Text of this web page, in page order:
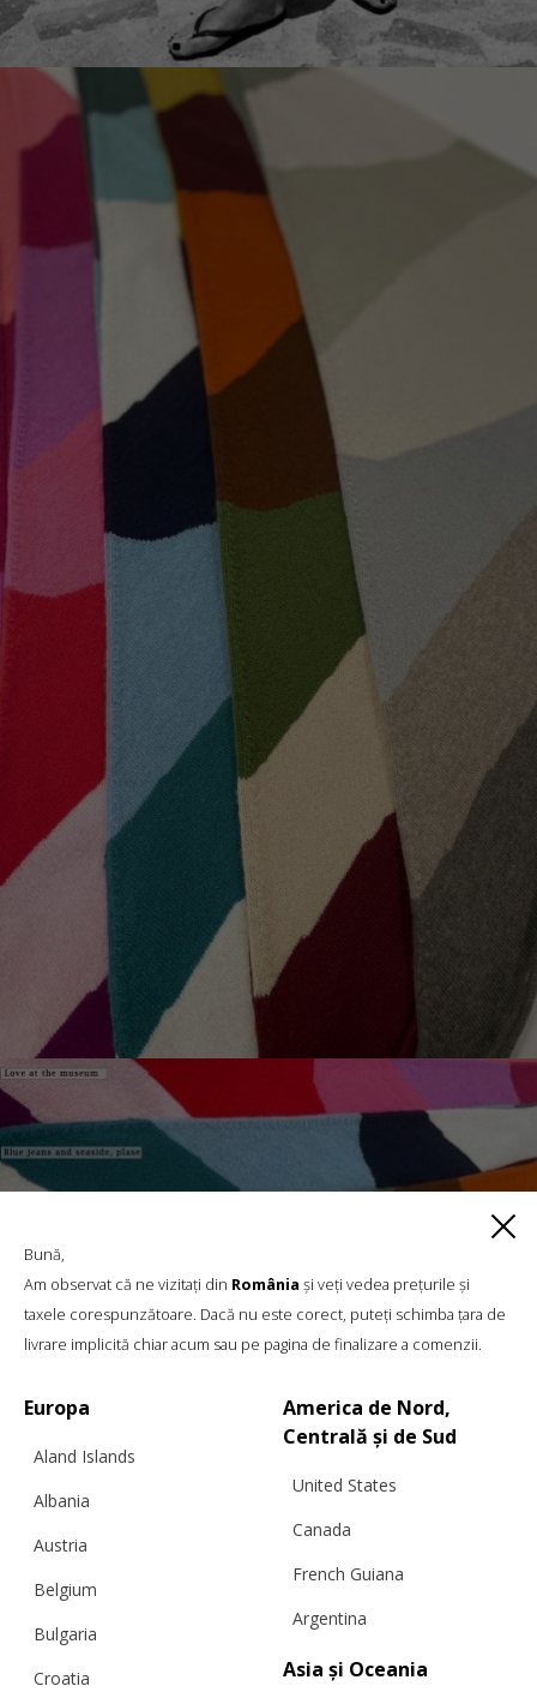
PRODUSE SIMILARE
Bună,
Am observat că ne vizitați din România și veți vedea prețurile și
taxele corespunzătoare. Dacă nu este corect, puteți schimba țara de
livrare implicită chiar acum sau pe pagina de finalizare a comenzii.
Europa
Aland Islands
Albania
Austria
Belgium
Bulgaria
Croatia
America de Nord,
Centrală și de Sud
United States
Canada
French Guiana
Argentina
Asia și Oceania